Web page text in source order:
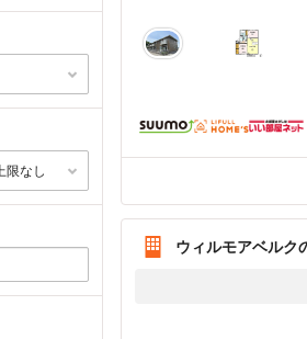
ウィルモアベルク